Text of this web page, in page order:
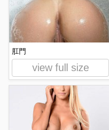
肛門
view full size